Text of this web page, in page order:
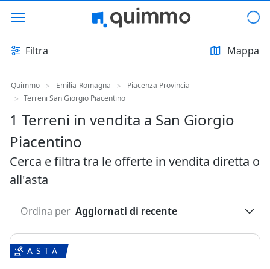
Filtra Mappa
Quimmo > Emilia-Romagna >
Piacenza Provincia
> Terreni San Giorgio Piacentino
1 Terreni in vendita a San Giorgio
Piacentino
Cerca e filtra tra le offerte in vendita diretta o
all'asta
Ordina per Aggiornati di recente